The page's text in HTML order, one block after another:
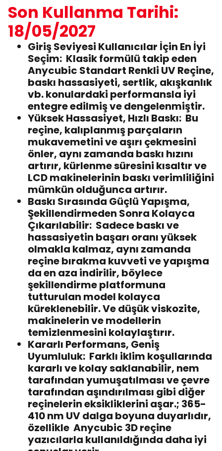
Son Kullanma Tarihi:
18/05/2027
Giriş Seviyesi Kullanıcılar İçin En İyi
Seçim: Klasik formülü takip eden
Anycubic Standart Renkli UV Reçine,
baskı hassasiyeti, sertlik, akışkanlık
vb. konulardaki performansla iyi
entegre edilmiş ve dengelenmiştir.
Yüksek Hassasiyet, Hızlı Baskı: Bu
reçine, kalıplanmış parçaların
mukavemetini ve aşırı çekmesini
önler, aynı zamanda baskı hızını
artırır, kürlenme süresini kısaltır ve
LCD makinelerinin baskı verimliliğini
mümkün olduğunca artırır.
Baskı Sırasında Güçlü Yapışma,
Şekillendirmeden Sonra Kolayca
Çıkarılabilir: Sadece baskı ve
hassasiyetin başarı oranı yüksek
olmakla kalmaz, aynı zamanda
reçine bırakma kuvveti ve yapışma
da en aza indirilir, böylece
şekillendirme platformuna
tutturulan model kolayca
küreklenebilir. Ve düşük viskozite,
makinelerin ve modellerin
temizlenmesini kolaylaştırır.
Kararlı Performans, Geniş
Uyumluluk: Farklı iklim koşullarında
kararlı ve kolay saklanabilir, nem
tarafından yumuşatılması ve çevre
tarafından aşındırılması gibi diğer
reçinelerin eksikliklerini aşar.; 365-
410 nm UV dalga boyuna duyarlıdır,
özellikle Anycubic 3D reçine
yazıcılarla kullanıldığında daha iyi